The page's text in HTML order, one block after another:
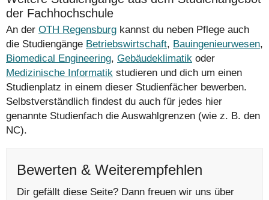
der Fachhochschule
An der OTH Regensburg kannst du neben Pflege auch
die Studiengänge Betriebswirtschaft, Bauingenieurwesen,
Biomedical Engineering, Gebäudeklimatik oder
Medizinische Informatik studieren und dich um einen
Studienplatz in einem dieser Studienfächer bewerben.
Selbstverständlich findest du auch für jedes hier
genannte Studienfach die Auswahlgrenzen (wie z. B. den
NC).
Bewerten & Weiterempfehlen
Dir gefällt diese Seite? Dann freuen wir uns über